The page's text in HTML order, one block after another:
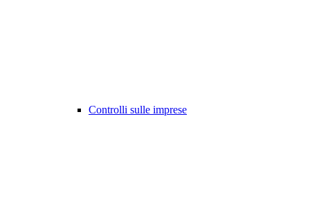
Controlli sulle imprese